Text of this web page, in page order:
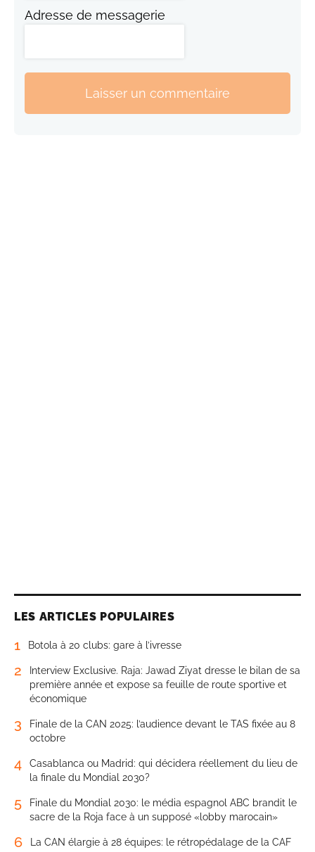
Adresse de messagerie
Laisser un commentaire
LES ARTICLES POPULAIRES
1 Botola à 20 clubs: gare à l’ivresse
2
Interview Exclusive. Raja: Jawad Ziyat dresse le bilan de sa
première année et expose sa feuille de route sportive et
économique
3
Finale de la CAN 2025: l’audience devant le TAS fixée au 8
octobre
4
Casablanca ou Madrid: qui décidera réellement du lieu de
la finale du Mondial 2030?
5
Finale du Mondial 2030: le média espagnol ABC brandit le
sacre de la Roja face à un supposé «lobby marocain»
6 La CAN élargie à 28 équipes: le rétropédalage de la CAF